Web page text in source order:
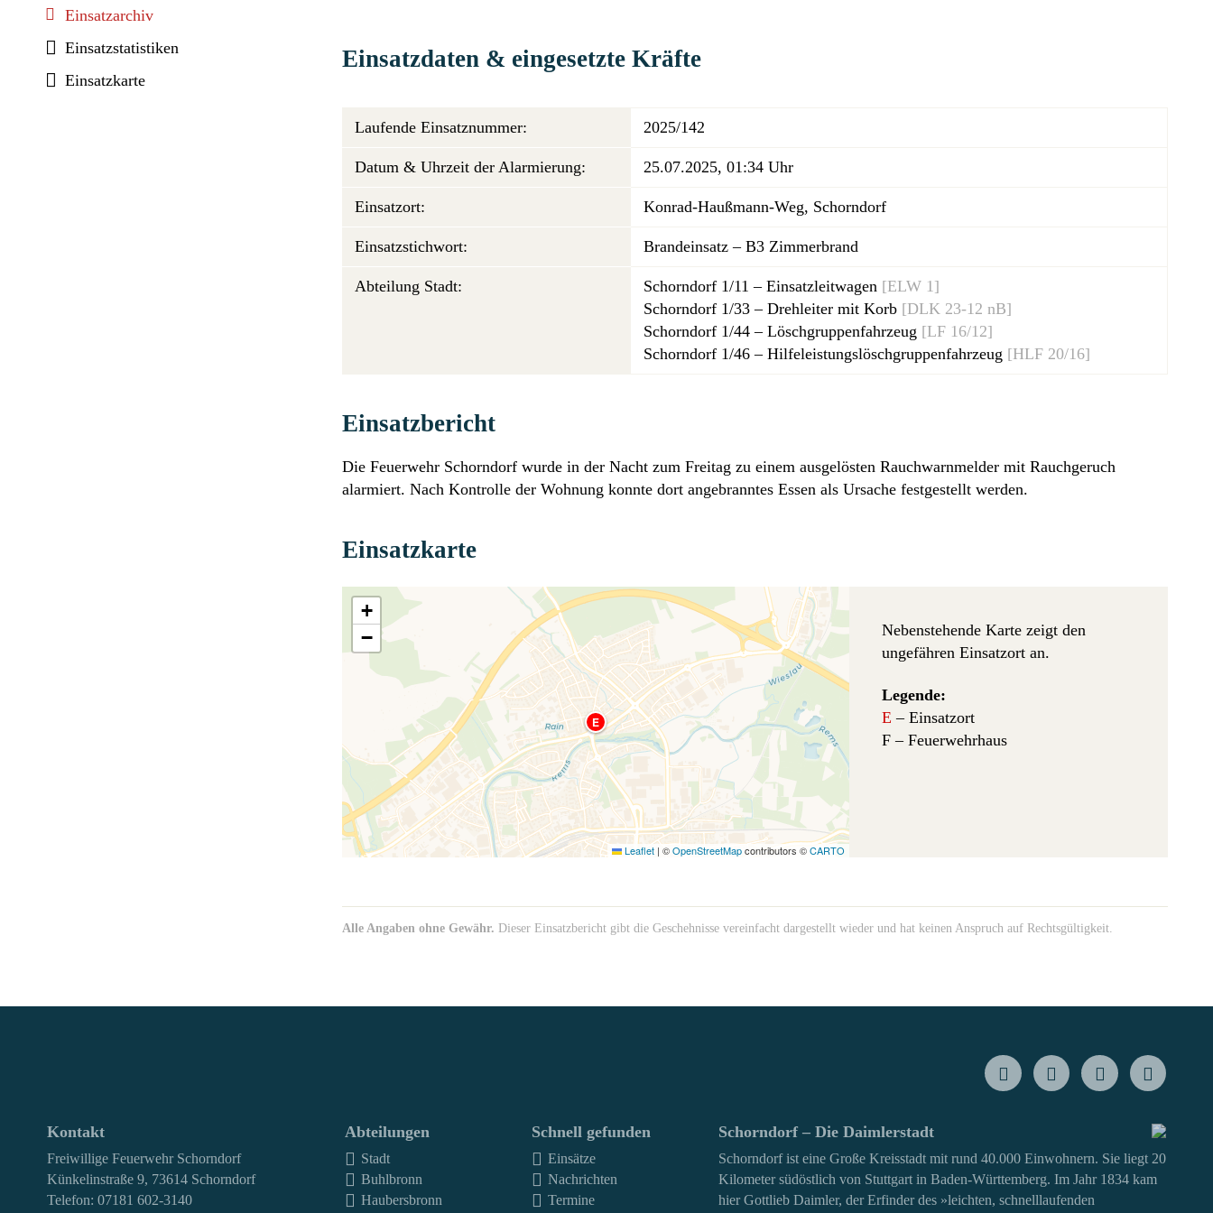
Einsatzarchiv
Einsatzstatistiken
Einsatzkarte
Einsatzdaten & eingesetzte Kräfte
Laufende Einsatznummer: 2025/142
Datum & Uhrzeit der Alarmierung: 25.07.2025, 01:34 Uhr
Einsatzort: Konrad-Haußmann-Weg, Schorndorf
Einsatzstichwort: Brandeinsatz – B3 Zimmerbrand
Abteilung Stadt: Schorndorf 1/11 – Einsatzleitwagen [ELW 1]
Schorndorf 1/33 – Drehleiter mit Korb [DLK 23-12 nB]
Schorndorf 1/44 – Löschgruppenfahrzeug [LF 16/12]
Schorndorf 1/46 – Hilfeleistungslöschgruppenfahrzeug [HLF 20/16]
Einsatzbericht
Die Feuerwehr Schorndorf wurde in der Nacht zum Freitag zu einem ausgelösten Rauchwarnmelder mit Rauchgeruch
alarmiert. Nach Kontrolle der Wohnung konnte dort angebranntes Essen als Ursache festgestellt werden.
Einsatzkarte
E
+
−
Leaflet | ©OpenStreetMapcontributors ©CARTO
Nebenstehende Karte zeigt den
ungefähren Einsatzort an.
Legende:
E – Einsatzort
F – Feuerwehrhaus
Alle Angaben ohne Gewähr. Dieser Einsatzbericht gibt die Geschehnisse vereinfacht dargestellt wieder und hat keinen Anspruch auf Rechtsgültigkeit.
Kontakt
Freiwillige Feuerwehr Schorndorf
Künkelinstraße 9, 73614 Schorndorf
Telefon: 07181 602-3140
Abteilungen
Stadt
Buhlbronn
Haubersbronn
Schnell gefunden
Einsätze
Nachrichten
Termine
Schorndorf – Die Daimlerstadt
Schorndorf ist eine Große Kreisstadt mit rund 40.000 Einwohnern. Sie liegt 20
Kilometer südöstlich von Stuttgart in Baden-Württemberg. Im Jahr 1834 kam
hier Gottlieb Daimler, der Erfinder des »leichten, schnelllaufenden